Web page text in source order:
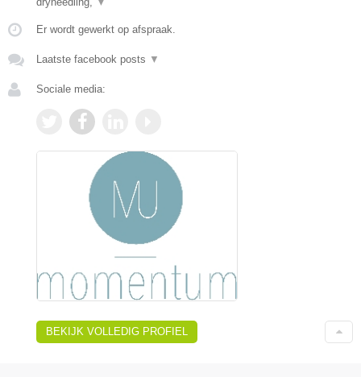
Er wordt gewerkt op afspraak.
Laatste facebook posts ▼
Sociale media:
BEKIJK VOLLEDIG PROFIEL